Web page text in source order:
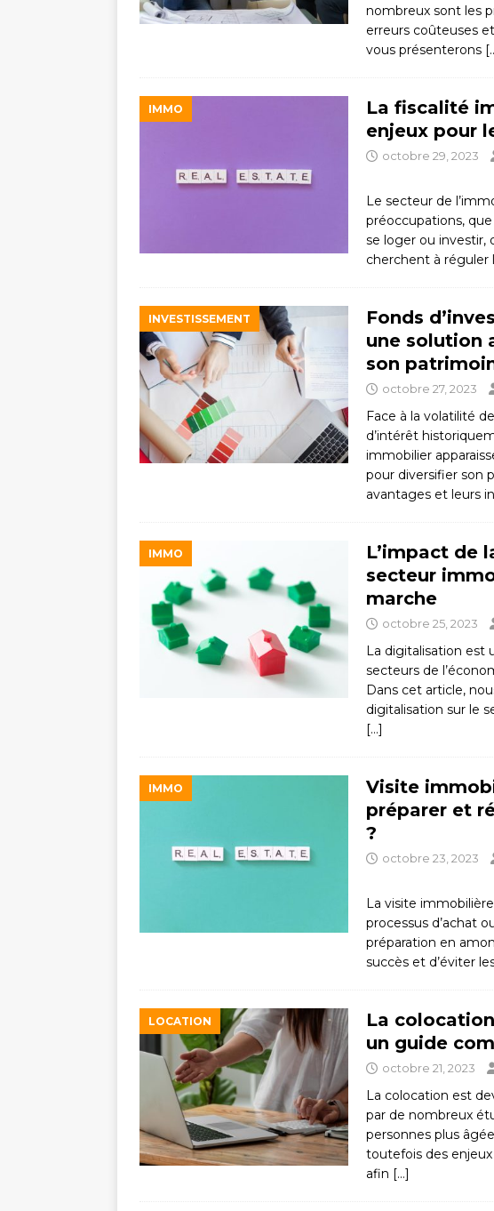
nombreux sont les
erreurs coûteuses
vous présenterons
IMMO
La fiscalité
enjeux pour
octobre 29, 2023
Le secteur de
préoccupations,
se loger ou investir,
cherchent à réguler
INVESTISSEMENT
Fonds
une solution
son
octobre 27, 2023
Face à la volatilité
d’intérêt
immobilier
pour diversifier son
avantages et leurs
IMMO
L’impact de
secteur
marche
octobre 25, 2023
La digitalisation est
secteurs de
Dans cet article,
digitalisation sur le
[…]
IMMO
Visite
préparer et
?
octobre 23, 2023
La visite
processus d’achat
préparation en
succès et d’éviter
LOCATION
La
un guide
octobre 21, 2023
La colocation est
par de nombreux
personnes plus
toutefois des
afin […]